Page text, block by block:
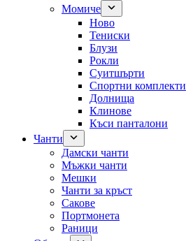
Момиче
Ново
Тениски
Блузи
Рокли
Суитшърти
Спортни комплекти
Долнища
Клинове
Къси панталони
Чанти
Дамски чанти
Мъжки чанти
Мешки
Чанти за кръст
Сакове
Портмонета
Раници